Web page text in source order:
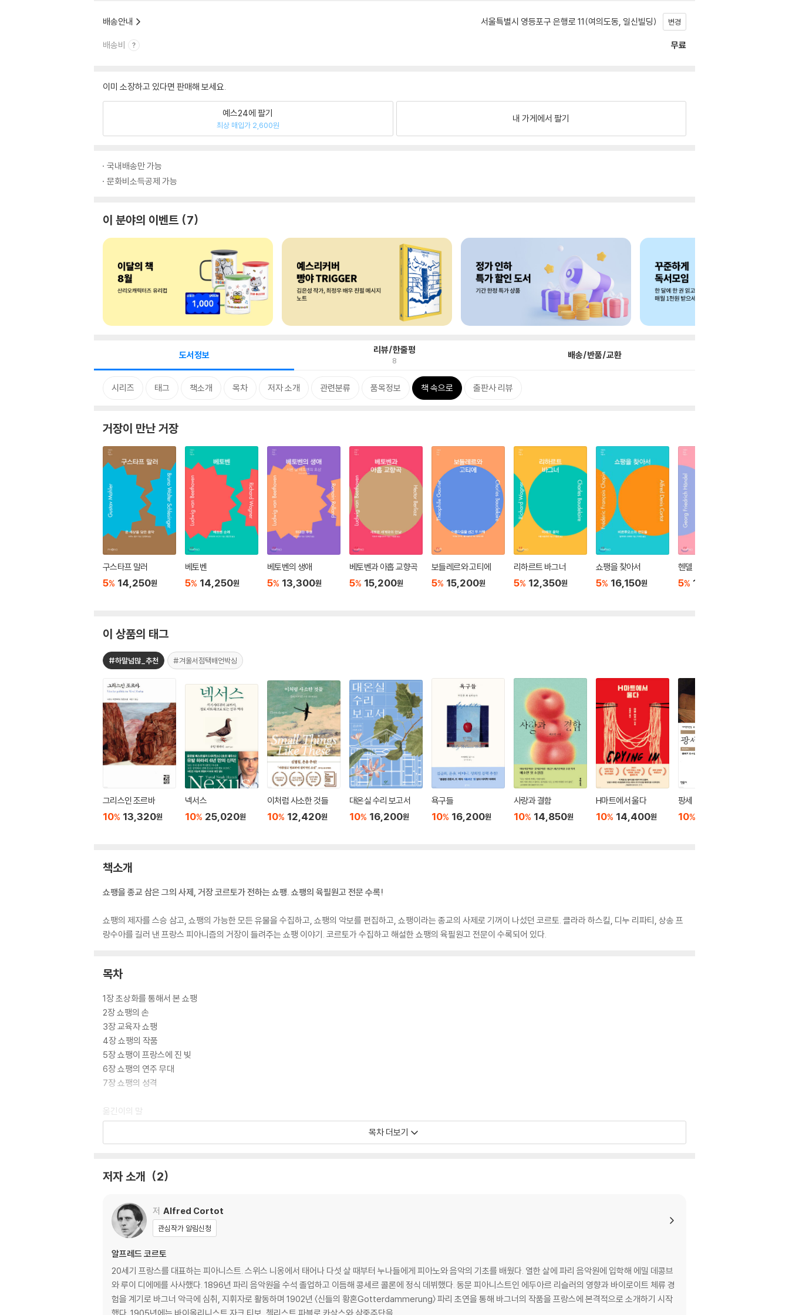
배송안내 서울특별시 영등포구 은행로 11(여의도동, 일신빌딩) 변경
배송비 무료
이미 소장하고 있다면 판매해 보세요.
예스24에 팔기
최상 매입가 2,600원
내 가게에서 팔기
국내배송만 가능
문화비소득공제 가능
이 분야의 이벤트 7
도서정보 리뷰/한줄평
8 배송/반품/교환
시리즈 태그 책소개 목차 저자 소개 관련분류 품목정보 책 속으로 출판사 리뷰
거장이 만난 거장
구스타프 말러
5% 14,250원
베토벤
5% 14,250원
베토벤의 생애
5% 13,300원
베토벤과 아홉 교향곡
5% 15,200원
보들레르와 고티에
5% 15,200원
리하르트 바그너
5% 12,350원
쇼팽을 찾아서
5% 16,150원
헨델
5% 15,200
이 상품의 태그
#하말넘많_추천 #겨울서점택배언박싱
그리스인 조르바
10% 13,320원
넥서스
10% 25,020원
이처럼 사소한 것들
10% 12,420원
대온실 수리 보고서
10% 16,200원
욕구들
10% 16,200원
사랑과 결함
10% 14,850원
H마트에서 울다
10% 14,400원
팡세
10%
책소개
쇼팽을 종교 삼은 그의 사제, 거장 코르토가 전하는 쇼팽. 쇼팽의 육필원고 전문 수록!
쇼팽의 제자를 스승 삼고, 쇼팽의 가능한 모든 유물을 수집하고, 쇼팽의 악보를 편집하고, 쇼팽이라는 종교의 사제로 기꺼이 나섰던 코르토. 클라라 하스킬, 디누 리파티, 상송 프
랑수아를 길러 낸 프랑스 피아니즘의 거장이 들려주는 쇼팽 이야기. 코르토가 수집하고 해설한 쇼팽의 육필원고 전문이 수록되어 있다.
목차
1장 초상화를 통해서 본 쇼팽
2장 쇼팽의 손
3장 교육자 쇼팽
4장 쇼팽의 작품
5장 쇼팽이 프랑스에 진 빚
6장 쇼팽의 연주 무대
7장 쇼팽의 성격
옮긴이의 말
프레데리크 쇼팽 연보
목차 더보기
저자 소개 2
저 Alfred Cortot
관심작가 알림신청
알프레드 코르토
20세기 프랑스를 대표하는 피아니스트. 스위스 니옹에서 태어나 다섯 살 때부터 누나들에게 피아노와 음악의 기초를 배웠다. 열한 살에 파리 음악원에 입학해 에밀 데콩브
와 루이 디에메를 사사했다. 1896년 파리 음악원을 수석 졸업하고 이듬해 콩세르 콜론에 정식 데뷔했다. 동문 피아니스트인 에두아르 리슬러의 영향과 바이로이트 체류 경
험을 계기로 바그너 악극에 심취, 지휘자로 활동하며 1902년 〈신들의 황혼Gotterdammerung〉 파리 초연을 통해 바그너의 작품을 프랑스에 본격적으로 소개하기 시작